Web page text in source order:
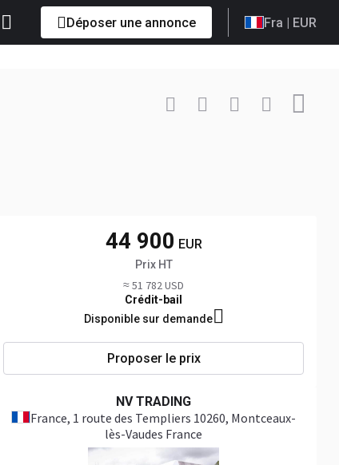
Déposer une annonce Fra | EUR
+33 7743... Afficher
44 900 EUR
Prix HT
≈ 51 782 USD
Crédit-bail
Disponible sur demande
Proposer le prix
NV TRADING
France, 1 route des Templiers 10260, Montceaux-
lès-Vaudes France